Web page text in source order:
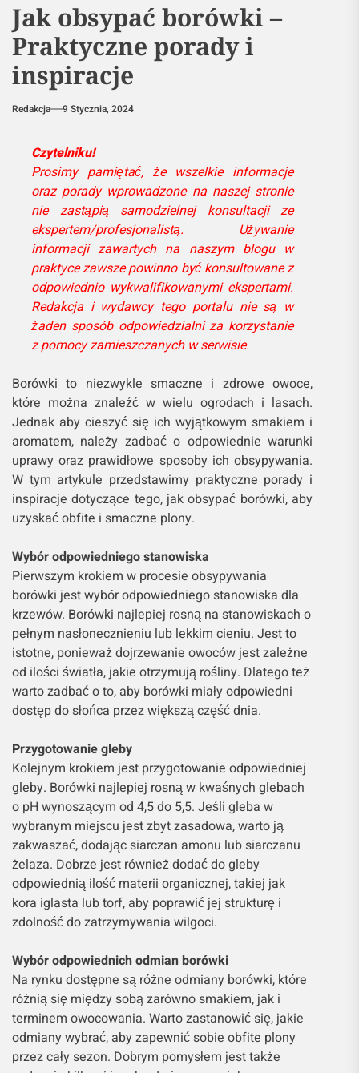
Jak obsypać borówki –
Praktyczne porady i
inspiracje
Redakcja 9 Stycznia, 2024
Czytelniku!
Prosimy pamiętać, że wszelkie informacje
oraz porady wprowadzone na naszej stronie
nie zastąpią samodzielnej konsultacji ze
ekspertem/profesjonalistą. Używanie
informacji zawartych na naszym blogu w
praktyce zawsze powinno być konsultowane z
odpowiednio wykwalifikowanymi ekspertami.
Redakcja i wydawcy tego portalu nie są w
żaden sposób odpowiedzialni za korzystanie
z pomocy zamieszczanych w serwisie.
Borówki to niezwykle smaczne i zdrowe owoce,
które można znaleźć w wielu ogrodach i lasach.
Jednak aby cieszyć się ich wyjątkowym smakiem i
aromatem, należy zadbać o odpowiednie warunki
uprawy oraz prawidłowe sposoby ich obsypywania.
W tym artykule przedstawimy praktyczne porady i
inspiracje dotyczące tego, jak obsypać borówki, aby
uzyskać obfite i smaczne plony.
Wybór odpowiedniego stanowiska
Pierwszym krokiem w procesie obsypywania
borówki jest wybór odpowiedniego stanowiska dla
krzewów. Borówki najlepiej rosną na stanowiskach o
pełnym nasłonecznieniu lub lekkim cieniu. Jest to
istotne, ponieważ dojrzewanie owoców jest zależne
od ilości światła, jakie otrzymują rośliny. Dlatego też
warto zadbać o to, aby borówki miały odpowiedni
dostęp do słońca przez większą część dnia.
Przygotowanie gleby
Kolejnym krokiem jest przygotowanie odpowiedniej
gleby. Borówki najlepiej rosną w kwaśnych glebach
o pH wynoszącym od 4,5 do 5,5. Jeśli gleba w
wybranym miejscu jest zbyt zasadowa, warto ją
zakwaszać, dodając siarczan amonu lub siarczanu
żelaza. Dobrze jest również dodać do gleby
odpowiednią ilość materii organicznej, takiej jak
kora iglasta lub torf, aby poprawić jej strukturę i
zdolność do zatrzymywania wilgoci.
Wybór odpowiednich odmian borówki
Na rynku dostępne są różne odmiany borówki, które
różnią się między sobą zarówno smakiem, jak i
terminem owocowania. Warto zastanowić się, jakie
odmiany wybrać, aby zapewnić sobie obfite plony
przez cały sezon. Dobrym pomysłem jest także